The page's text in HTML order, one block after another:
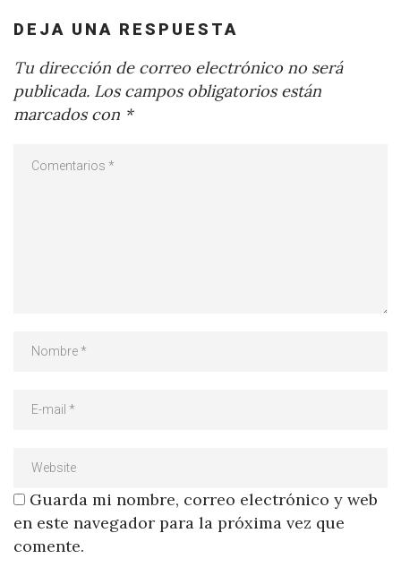
DEJA UNA RESPUESTA
Tu dirección de correo electrónico no será
publicada. Los campos obligatorios están
marcados con *
Guarda mi nombre, correo electrónico y web
en este navegador para la próxima vez que
comente.